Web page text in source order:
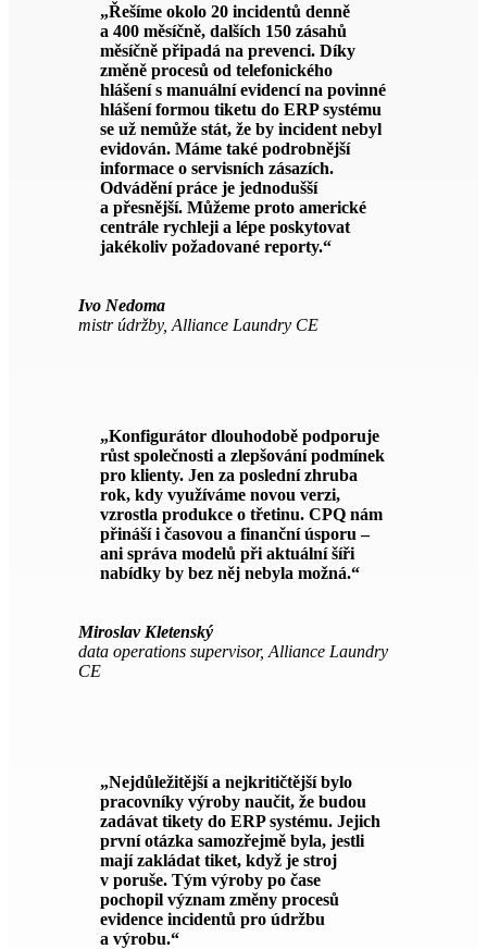
„Řešíme okolo 20 incidentů denně
a 400 měsíčně, dalších 150 zásahů
měsíčně připadá na prevenci. Díky
změně procesů od telefonického
hlášení s manuální evidencí na povinné
hlášení formou tiketu do ERP systému
se už nemůže stát, že by incident nebyl
evidován. Máme také podrobnější
informace o servisních zásazích.
Odvádění práce je jednodušší
a přesnější. Můžeme proto americké
centrále rychleji a lépe poskytovat
jakékoliv požadované reporty.“
Ivo Nedoma
mistr údržby, Alliance Laundry CE
„Konfigurátor dlouhodobě podporuje
růst společnosti a zlepšování podmínek
pro klienty. Jen za poslední zhruba
rok, kdy využíváme novou verzi,
vzrostla produkce o třetinu. CPQ nám
přináší i časovou a finanční úsporu –
ani správa modelů při aktuální šíři
nabídky by bez něj nebyla možná.“
Miroslav Kletenský
data operations supervisor, Alliance Laundry
CE
„Nejdůležitější a nejkritičtější bylo
pracovníky výroby naučit, že budou
zadávat tikety do ERP systému. Jejich
první otázka samozřejmě byla, jestli
mají zakládat tiket, když je stroj
v poruše. Tým výroby po čase
pochopil význam změny procesů
evidence incidentů pro údržbu
a výrobu.“